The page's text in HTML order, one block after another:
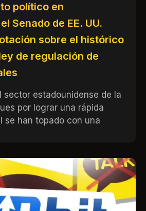
político en
Senado de EE. UU.
sobre el histórico
de regulación de
sector estadounidense de la
por lograr una rápida
se han topado con una